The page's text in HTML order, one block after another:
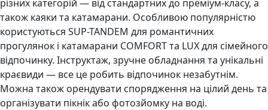
різних категорій — від стандартних до преміум-класу, а
також каяки та катамарани. Особливою популярністю
користуються SUP-TANDEM для романтичних
прогулянок і катамарани COMFORT та LUX для сімейного
відпочинку. Інструктаж, зручне обладнання та унікальні
краєвиди — все це робить відпочинок незабутнім.
Можна також орендувати спорядження на цілий день та
організувати пікнік або фотозйомку на воді.